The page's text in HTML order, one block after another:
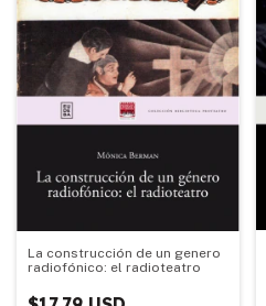
La construcción de un genero
radiofónico: el radioteatro